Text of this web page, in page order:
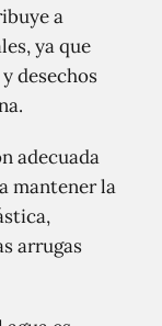
a
ya que
desechos
adecuada
mantener la
arrugas